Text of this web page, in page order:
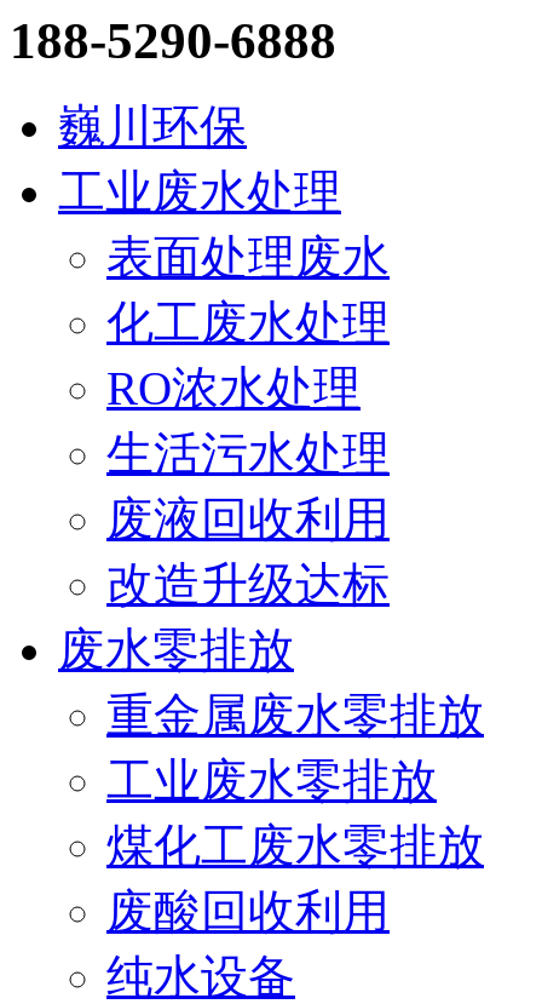
188-5290-6888
巍川环保
工业废水处理
表面处理废水
化工废水处理
RO浓水处理
生活污水处理
废液回收利用
改造升级达标
废水零排放
重金属废水零排放
工业废水零排放
煤化工废水零排放
废酸回收利用
纯水设备